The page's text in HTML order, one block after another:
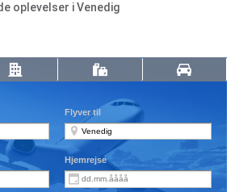
oplevelser i Venedig